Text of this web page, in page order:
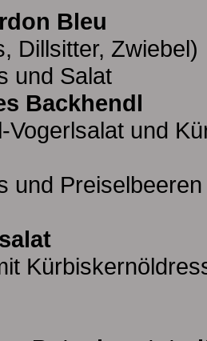
Bleu
Dillsitter, Zwiebel)
und Salat
Backhendl
Vogerlsalat und
und Preiselbeeren